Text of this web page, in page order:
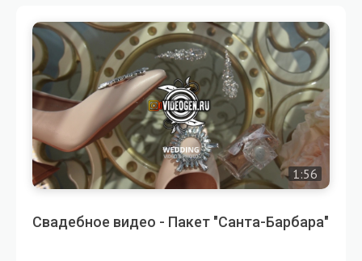
1:56
Свадебное видео - Пакет "Санта-Барбара"